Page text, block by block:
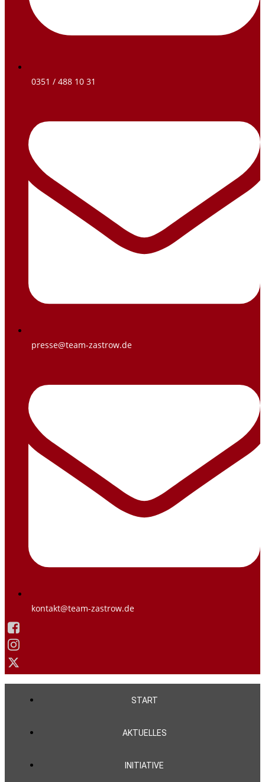
0351 / 488 10 31
presse@team-zastrow.de
kontakt@team-zastrow.de
START
AKTUELLES
INITIATIVE